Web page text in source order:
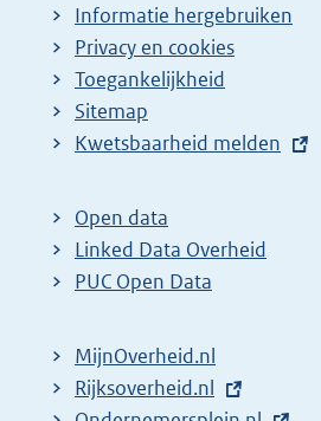
Informatie hergebruiken
Privacy en cookies
Toegankelijkheid
Sitemap
E
t
e
r
l
i
Kwetsbaarheid melden
Open data
Linked Data Overheid
PUC Open Data
MijnOverheid.nl
E
Rijksoverheid.nl